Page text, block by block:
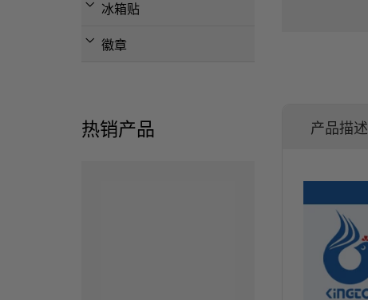
冰箱贴
徽章
热销产品 产品描述